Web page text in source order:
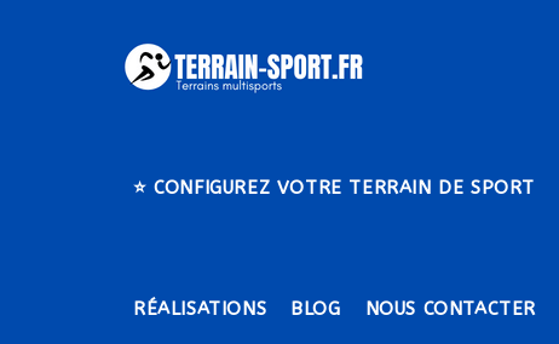
⭐​ CONFIGUREZ VOTRE TERRAIN DE SPORT
RÉALISATIONS BLOG NOUS CONTACTER